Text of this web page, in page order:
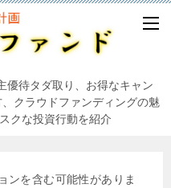
優待タダ取り、お得なキャン
クラウドファンディングの魅
クな投資行動を紹介
ンを含む可能性がありま